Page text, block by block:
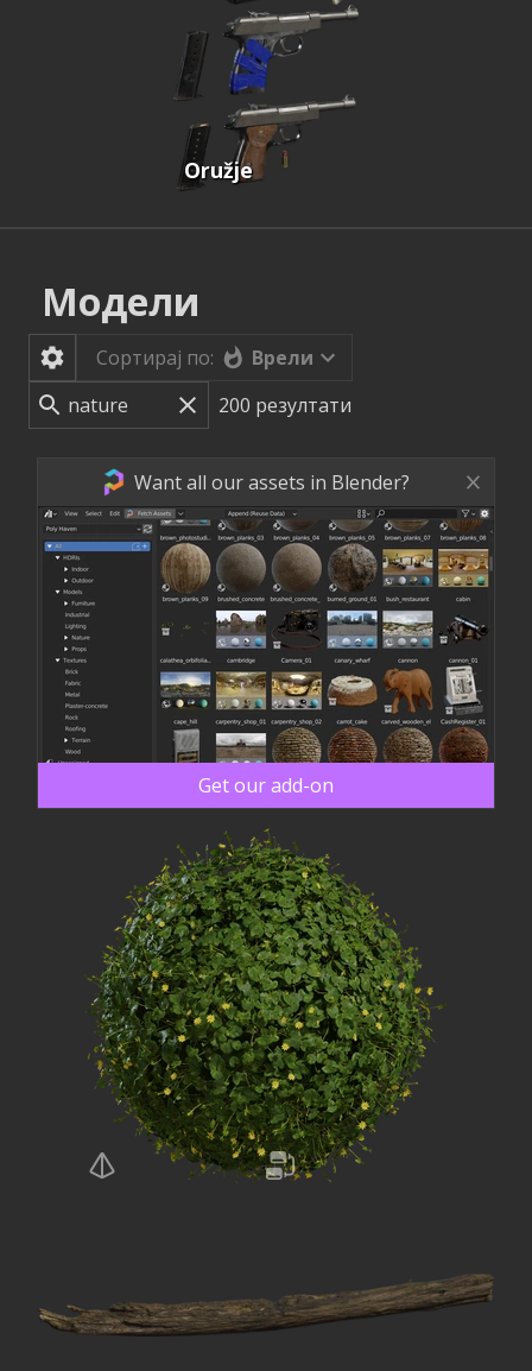
Oružje
Модели
Сортирај по:
Врели
200 резултати
Want all our assets in Blender?
Get our add-on